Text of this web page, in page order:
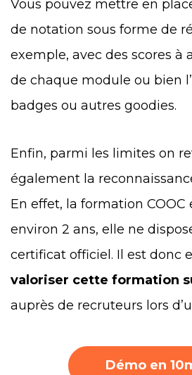
Vous pouvez mettre en
de notation sous forme de
exemple, avec des scores à
de chaque module ou bien
badges ou autres goodies.
Enfin, parmi les limites on
également la
En effet, la formation COOC
environ 2 ans, elle ne
certificat officiel. Il est donc
valoriser cette formation
auprès de recruteurs lors
Démo en